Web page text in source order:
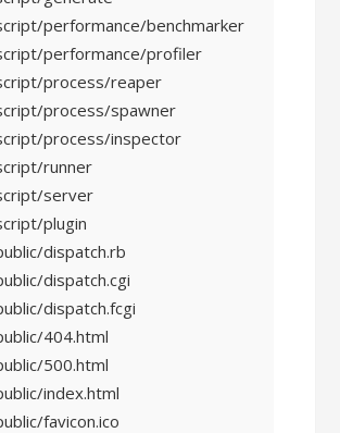
performance/benchmarker
performance/profiler
process/reaper
process/spawner
process/inspector
runner
server
plugin
dispatch.rb
dispatch.cgi
dispatch.fcgi
404.html
500.html
index.html
favicon.ico